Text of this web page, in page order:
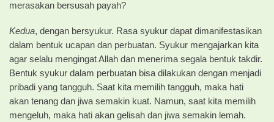
merasakan bersusah payah?
Kedua, dengan bersyukur. Rasa syukur dapat dimanifestasikan
dalam bentuk ucapan dan perbuatan. Syukur mengajarkan kita
agar selalu mengingat Allah dan menerima segala bentuk takdir.
Bentuk syukur dalam perbuatan bisa dilakukan dengan menjadi
pribadi yang tangguh. Saat kita memilih tangguh, maka hati
akan tenang dan jiwa semakin kuat. Namun, saat kita memilih
mengeluh, maka hati akan gelisah dan jiwa semakin lemah.